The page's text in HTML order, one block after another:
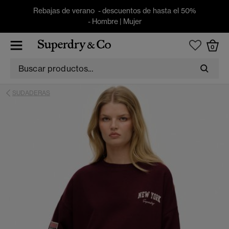
Rebajas de verano - descuentos de hasta el 50%
- Hombre| Mujer
0
SUDADERAS